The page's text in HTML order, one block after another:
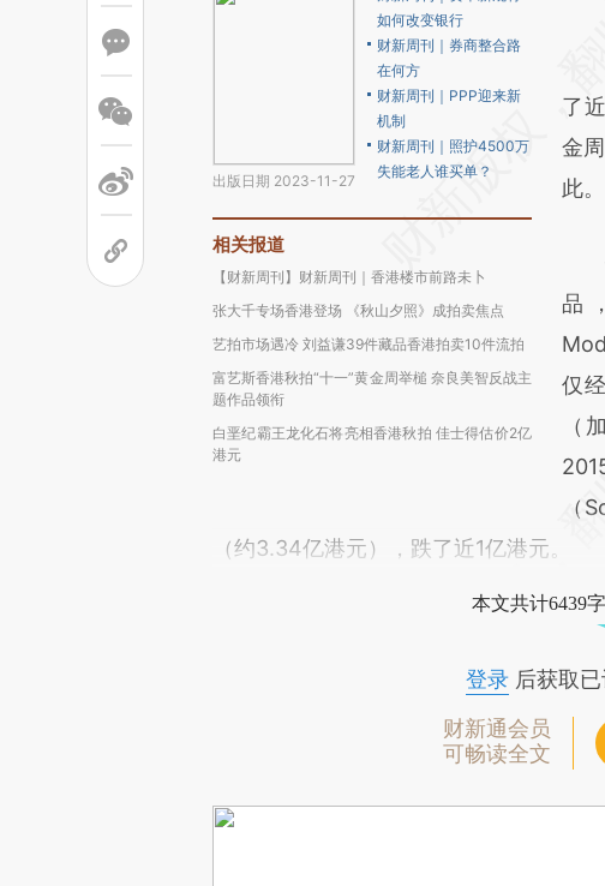
出版日期 2023-11-27
如何改变银行
财新周刊｜券商整合路
在何方
财新周刊｜PPP迎来新
机制
财新周刊｜照护4500万
失能老人谁买单？
相关报道
【财新周刊】财新周刊｜香港楼市前路未卜
张大千专场香港登场 《秋山夕照》成拍卖焦点
艺拍市场遇冷 刘益谦39件藏品香港拍卖10件流拍
富艺斯香港秋拍“十一”黄金周举槌 奈良美智反战主
题作品领衔
白垩纪霸王龙化石将亮相香港秋拍 佳士得估价2亿
港元
而
财
比
“
了
金
此。
作
品
仅
（
（
（约3.34亿港元），跌了近1亿港元。
本文共计6439
登录后获取已
财新通会员
可畅读全文